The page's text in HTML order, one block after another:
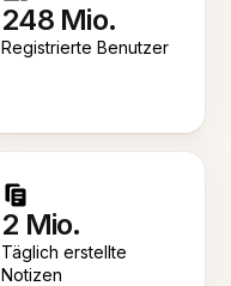
248 Mio.
Registrierte Benutzer
2 Mio.
Täglich erstellte
Notizen